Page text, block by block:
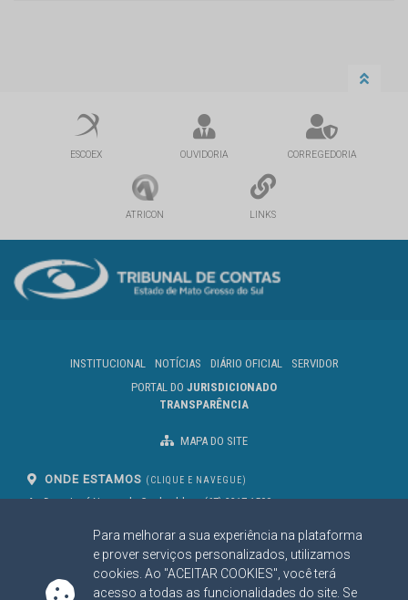
Para melhorar a sua experiência na plataforma
e prover serviços personalizados, utilizamos
cookies. Ao "ACEITAR COOKIES", você terá
acesso a todas as funcionalidades do site. Se
ESCOEX OUVIDORIA CORREGEDORIA
ATRICON LINKS
INSTITUCIONAL NOTÍCIAS DIÁRIO OFICIAL
SERVIDOR
PORTAL DO JURISDICIONADO
TRANSPARÊNCIA
MAPA DO SITE
ONDE ESTAMOS (CLIQUE E NAVEGUE)
Av. Des. José Nunes da Cunha, bloco
Campo Grande/MS
CEP: 79031-310
(67) 3317-1500